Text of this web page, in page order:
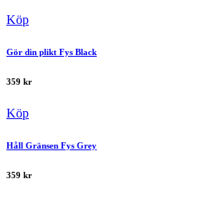
Köp
Gör din plikt Fys Black
359 kr
Köp
Håll Gränsen Fys Grey
359 kr